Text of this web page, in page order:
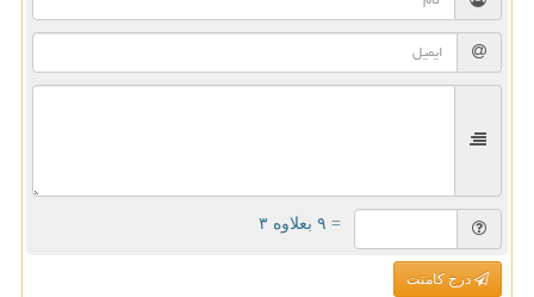
= ۹ بعلاوه ۳
درج کامنت